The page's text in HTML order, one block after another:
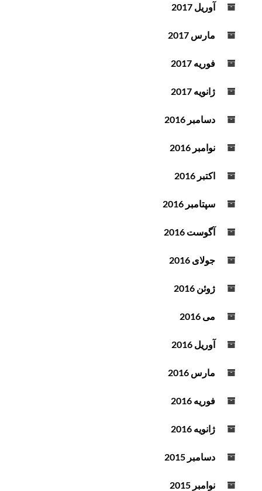
آوریل 2017
مارس 2017
فوریه 2017
ژانویه 2017
دسامبر 2016
نوامبر 2016
اکتبر 2016
سپتامبر 2016
آگوست 2016
جولای 2016
ژوئن 2016
می 2016
آوریل 2016
مارس 2016
فوریه 2016
ژانویه 2016
دسامبر 2015
نوامبر 2015